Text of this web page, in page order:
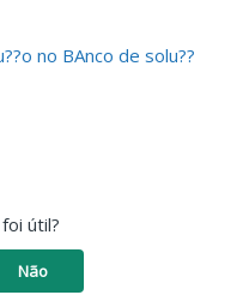
no BAnco de solu??
útil?
Não